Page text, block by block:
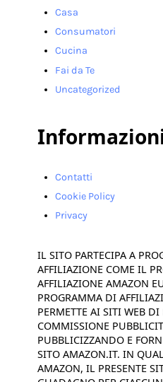
Casa
Consumatori
Cucina
Fai da Te
Uncategorized
Contatti
Cookie Policy
Privacy
IL SITO PARTECIPA A
AFFILIAZIONE COME IL
AFFILIAZIONE AMAZON
PROGRAMMA DI
PERMETTE AI SITI WEB DI
COMMISSIONE
PUBBLICIZZANDO E
SITO AMAZON.IT. IN
AMAZON, IL PRESENTE